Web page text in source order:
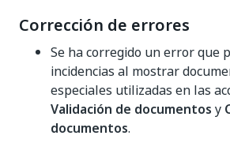
Corrección de errores
Se ha corregido un error que
incidencias al mostrar
especiales utilizadas en las
Validación de documentos y
documentos.